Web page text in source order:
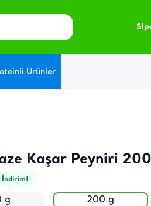
Ürünler
Kaşar Peyniri
İndirim!
g 200 g